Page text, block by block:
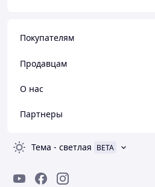
Покупателям
Продавцам
О нас
Партнеры
Тема - светлая BETA